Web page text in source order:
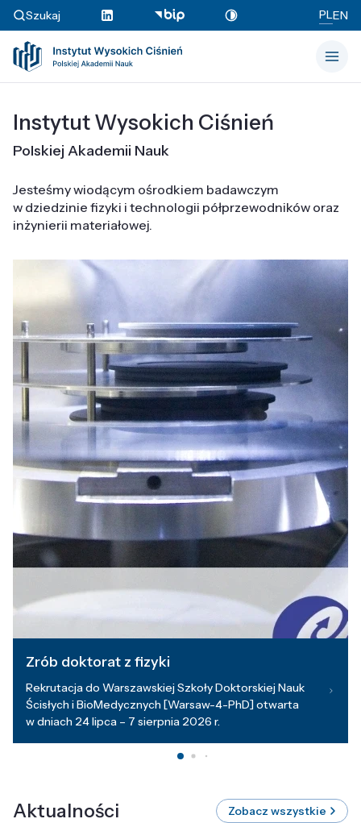
Szukaj PLEN
Instytut Wysokich Ciśnień
Polskiej Akademii Nauk
Jesteśmy wiodącym ośrodkiem badawczym
w dziedzinie fizyki i technologii półprzewodników oraz
inżynierii materiałowej.
Zrób doktorat z fizyki
Rekrutacja do Warszawskiej Szkoły Doktorskiej Nauk
Ścisłych i BioMedycznych [Warsaw-4-PhD] otwarta
w dniach 24 lipca – 7 sierpnia 2026 r.
Aktualności Zobacz wszystkie